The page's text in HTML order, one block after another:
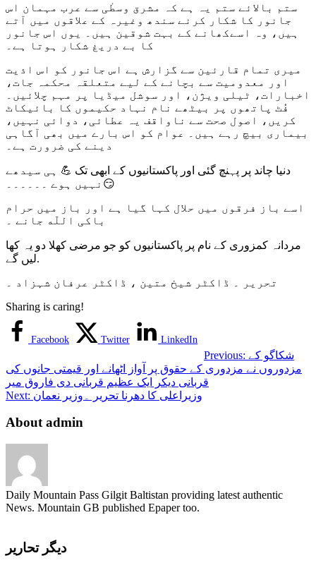
ستم بالائے ستم یہ ہے کہ مشرق وسطٰی سے عرب مہمان اس
جانور کا شکار کرنے سندھ وغیرہ کے علاقوں میں آتے
ہیں، وہ اسےکھانے کے بہت شوقین ہیں۔ یوں اس جانور
کا بے دریغ شکار ہوتا ہے۔
میری تمام قارئین سے گزارش ہے اس جانور کو اس اذیت
اور معدومیت سے بچانے کے لیے متعلقہ محکمہ جات،
اخبارات، ٹیلی ویژن، اور سوشل میڈیا پر مہم چلائیں۔
فُٹ پاتھوں پر بیٹھے نام نہاد حکیموں کا بائیکاٹ
کریں، اصول صحت سے ناواقف یہ عطائی، دوائی نہیں،
بیماری بیچ رہے ہیں۔ عوام کو اس بارے میں بھی آگاہی
دینے کی ضرورت ہے۔
دنیا چاند پر پہنچ گئی اور پاکستانیوں کے ابھی تک 💪 ہی سیدھے
نہیں ہوے ۔۔۔۔۔۔ 😏
اسے باز فرقوں میں حلال کہا گیا ہے اور باز میں حرام
باکی اللّه جانے ۔
مردانہ کمزوری کے نام پر پاکستانیوں کو جو مرضی کھلا دو یہ کھا
لیں گے.
تحریر ۔ ڈاکٹر شیخ متین ، ڈاکٹر عرفان شہزاد ۔
Sharing is caring!
Facebook Twitter LinkedIn
Previous:
مزدوروں نے مزدوری کے حقوق پر آواز اٹھانے اور قیمتی جانوں کی
قربانی دیکر ایک عظیم قربانی دی فاروق میر
Next: وزیراعلی کا دھرنا تحریر ۔وزیر نعمان
About admin
Daily Mountain Pass Gilgit Baltistan providing latest authentic
News. Mountain GB published Epaper too.
دیگر تحاریر